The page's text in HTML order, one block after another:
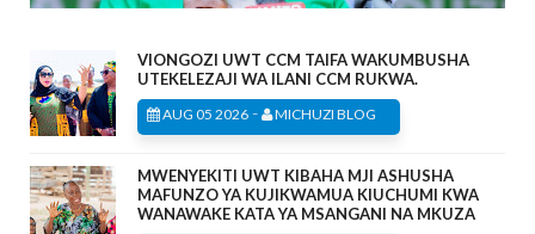
VIONGOZI UWT CCM TAIFA WAKUMBUSHA
UTEKELEZAJI WA ILANI CCM RUKWA.
AUG 05 2026 - MICHUZI BLOG
MWENYEKITI UWT KIBAHA MJI ASHUSHA
MAFUNZO YA KUJIKWAMUA KIUCHUMI KWA
WANAWAKE KATA YA MSANGANI NA MKUZA